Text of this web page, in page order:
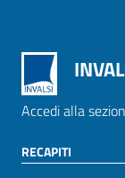
Accedi alla
RECAPITI